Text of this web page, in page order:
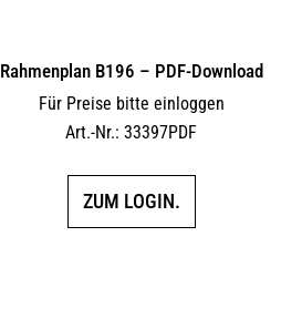
Rahmenplan B196 – PDF-Download
Für Preise bitte einloggen
Art.-Nr.: 33397PDF
ZUM LOGIN.